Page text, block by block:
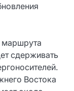
сдерживать
Востока